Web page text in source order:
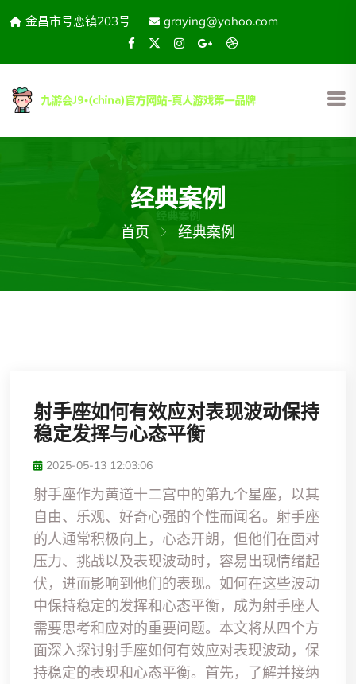
金昌市号恋镇203号 graying@yahoo.com
经典案例
首页 经典案例
射手座如何有效应对表现波动保持
稳定发挥与心态平衡
2025-05-13 12:03:06
射手座作为黄道十二宫中的第九个星座，以其
自由、乐观、好奇心强的个性而闻名。射手座
的人通常积极向上，心态开朗，但他们在面对
压力、挑战以及表现波动时，容易出现情绪起
伏，进而影响到他们的表现。如何在这些波动
中保持稳定的发挥和心态平衡，成为射手座人
需要思考和应对的重要问题。本文将从四个方
面深入探讨射手座如何有效应对表现波动，保
持稳定的表现和心态平衡。首先，了解并接纳